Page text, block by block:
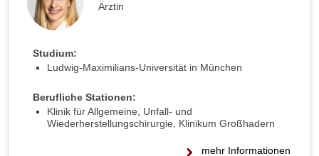
Ärztin
Studium:
Ludwig-Maximilians-Universität in München
Berufliche Stationen:
Klinik für Allgemeine, Unfall- und
Wiederherstellungschirurgie, Klinikum Großhadern
mehr Informationen